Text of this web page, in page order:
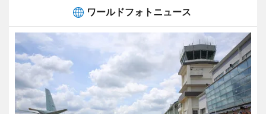
ワールドフォトニュース